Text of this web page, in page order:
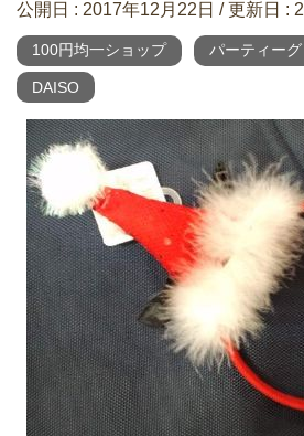
公開日 : 2017年12月22日 / 更新日 :
100円均一ショップ パーティー
DAISO